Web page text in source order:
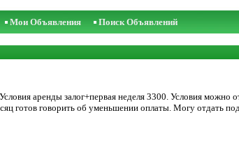
Мои Объявления Поиск Объявлений
аренды залог+первая неделя 3300. Условия можно
готов говорить об уменьшении оплаты. Могу отдать